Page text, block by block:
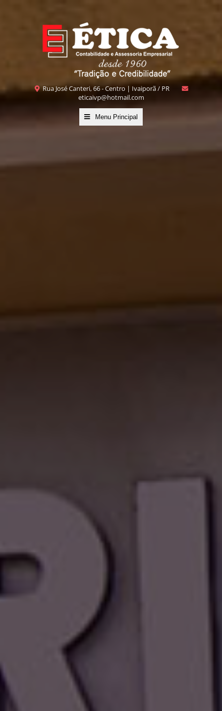
Rua José Canteri, 66 - Centro | Ivaiporã / PR
eticaivp@hotmail.com
Menu Principal